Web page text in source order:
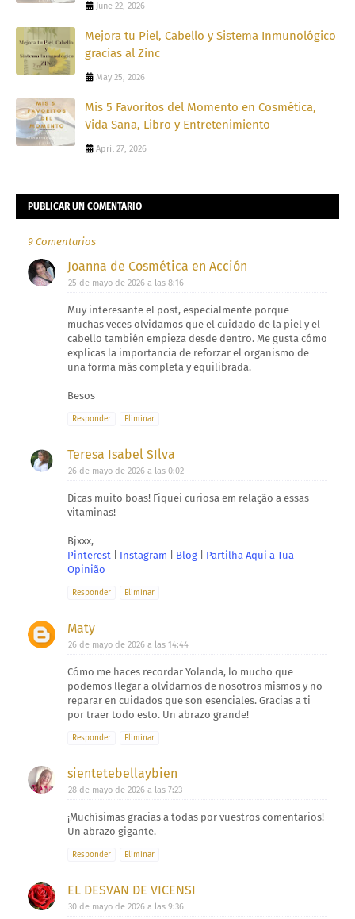
June 22, 2026
Mejora tu Piel, Cabello y Sistema Inmunológico
gracias al Zinc
May 25, 2026
Mis 5 Favoritos del Momento en Cosmética,
Vida Sana, Libro y Entretenimiento
April 27, 2026
PUBLICAR UN COMENTARIO
9 Comentarios
Joanna de Cosmética en Acción
25 de mayo de 2026 a las 8:16
Muy interesante el post, especialmente porque
muchas veces olvidamos que el cuidado de la piel y el
cabello también empieza desde dentro. Me gusta cómo
explicas la importancia de reforzar el organismo de
una forma más completa y equilibrada.
Besos
Responder Eliminar
Teresa Isabel SIlva
26 de mayo de 2026 a las 0:02
Dicas muito boas! Fiquei curiosa em relação a essas
vitaminas!
Bjxxx,
Pinterest
Instagram Blog
Partilha Aqui a Tua
Opinião
Responder Eliminar
Maty
26 de mayo de 2026 a las 14:44
Cómo me haces recordar Yolanda, lo mucho que
podemos llegar a olvidarnos de nosotros mismos y no
reparar en cuidados que son esenciales. Gracias a ti
por traer todo esto. Un abrazo grande!
Responder Eliminar
sientetebellaybien
28 de mayo de 2026 a las 7:23
¡Muchísimas gracias a todas por vuestros comentarios!
Un abrazo gigante.
Responder Eliminar
EL DESVAN DE VICENSI
30 de mayo de 2026 a las 9:36